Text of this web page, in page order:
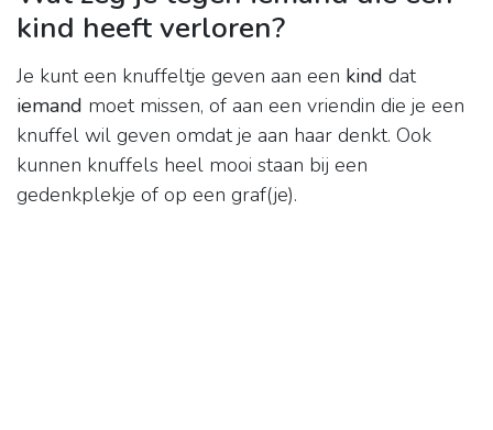
kind heeft verloren?
Je kunt een knuffeltje geven aan een kind dat
iemand moet missen, of aan een vriendin die je een
knuffel wil geven omdat je aan haar denkt. Ook
kunnen knuffels heel mooi staan bij een
gedenkplekje of op een graf(je).